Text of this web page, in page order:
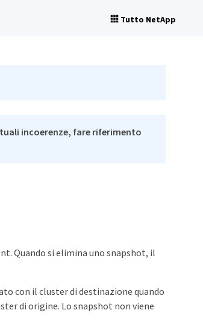
Tutto NetApp
incoerenze, fare riferimento
Quando si elimina uno snapshot, il
con il cluster di destinazione quando
di origine. Lo snapshot non viene